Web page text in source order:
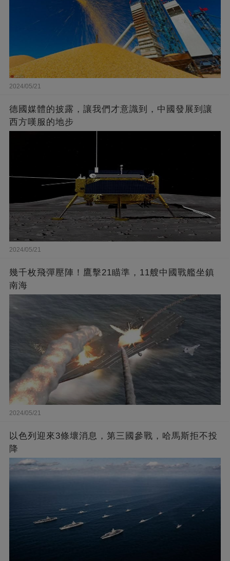
2024/05/21
德國媒體的披露，讓我們才意識到，中國發展到讓
西方嘆服的地步
2024/05/21
幾千枚飛彈壓陣！鷹擊21瞄準，11艘中國戰艦坐鎮
南海
2024/05/21
以色列迎來3條壞消息，第三國參戰，哈馬斯拒不投
降